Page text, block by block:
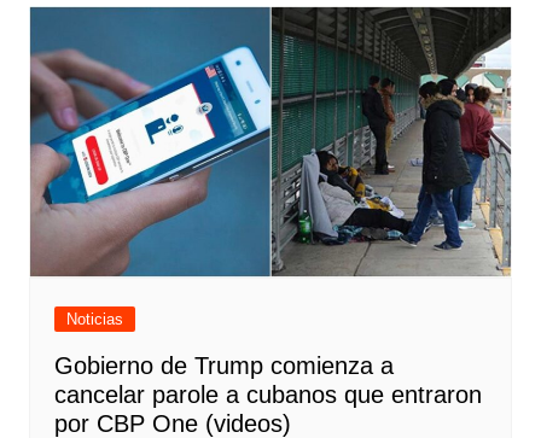
entradas
Noticias
Gobierno de Trump comienza a
cancelar parole a cubanos que entraron
por CBP One (videos)